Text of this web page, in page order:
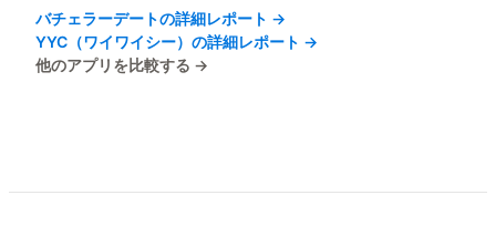
バチェラーデートの詳細レポート →
YYC（ワイワイシー） の詳細レポート →
他のアプリを比較する →